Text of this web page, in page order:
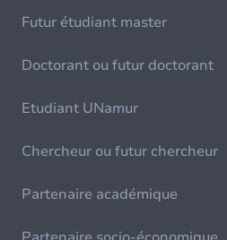
Futur étudiant master
Doctorant ou futur doctorant
Etudiant UNamur
Chercheur ou futur chercheur
Partenaire académique